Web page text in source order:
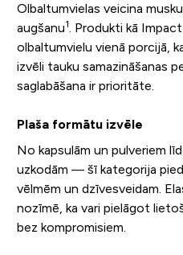
Olbaltumvielas veicina
augšanu1
. Produkti kā
olbaltumvielu vienā porcijā,
izvēli tauku samazināšanas
saglabāšana ir prioritāte.
Plaša formātu izvēle
No kapsulām un pulveriem
uzkodām — šī kategorija
vēlmēm un dzīvesveidam.
nozīmē, ka vari pielāgot
bez kompromisiem.